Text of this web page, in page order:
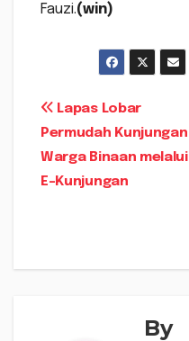
Fauzi.(win)
Navigasi
pos
Lapas Lobar
Permudah Kunjungan
Warga Binaan melalui
E-Kunjungan
By